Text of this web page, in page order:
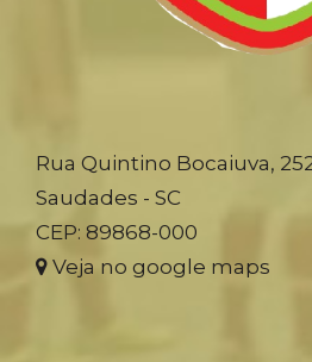
Rua Quintino Bocaiuva,
Saudades - SC
CEP: 89868-000
Veja no google maps